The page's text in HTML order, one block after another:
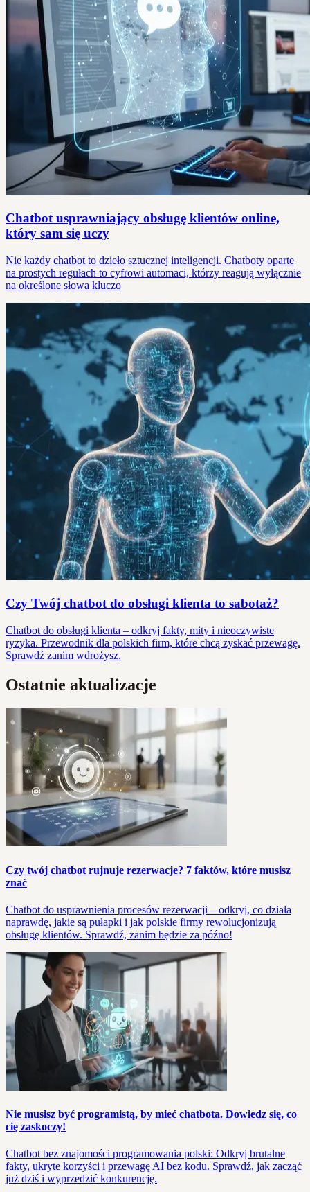
Chatbot usprawniający obsługę klientów online,
który sam się uczy
Nie każdy chatbot to dzieło sztucznej inteligencji. Chatboty oparte
na prostych regułach to cyfrowi automaci, którzy reagują wyłącznie
na określone słowa kluczo
Czy Twój chatbot do obsługi klienta to sabotaż?
Chatbot do obsługi klienta – odkryj fakty, mity i nieoczywiste
ryzyka. Przewodnik dla polskich firm, które chcą zyskać przewagę.
Sprawdź zanim wdrożysz.
Ostatnie aktualizacje
Czy twój chatbot rujnuje rezerwacje? 7 faktów, które musisz
znać
Chatbot do usprawnienia procesów rezerwacji – odkryj, co działa
naprawdę, jakie są pułapki i jak polskie firmy rewolucjonizują
obsługę klientów. Sprawdź, zanim będzie za późno!
Nie musisz być programistą, by mieć chatbota. Dowiedz się, co
cię zaskoczy!
Chatbot bez znajomości programowania polski: Odkryj brutalne
fakty, ukryte korzyści i przewagę AI bez kodu. Sprawdź, jak zacząć
już dziś i wyprzedzić konkurencję.